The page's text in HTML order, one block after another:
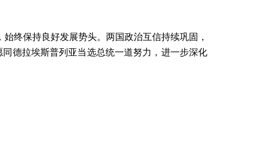
终保持良好发展势头。两国政治互信持续巩固，
德拉埃斯普列亚当选总统一道努力，进一步深化